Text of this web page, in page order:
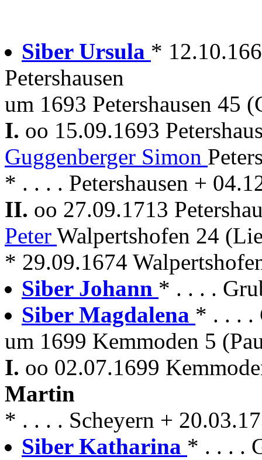
Siber Ursula *
Petershausen
um 1693 Petershausen 45
I. oo 15.09.1693
Guggenberger Simon
* . . . . Petershausen +
II. oo 27.09.1713
Peter Walpertshofen 24
* 29.09.1674
Siber Johann * . . . .
Siber Magdalena * . . . .
um 1699 Kemmoden 5
I. oo 02.07.1699
Martin
* . . . . Scheyern +
Siber Katharina * . . . .